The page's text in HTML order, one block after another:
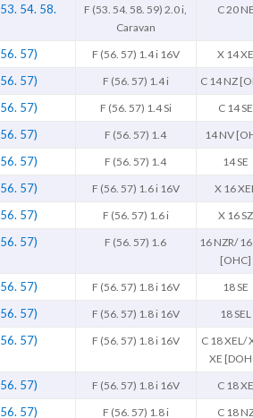
54. 58.
F (53. 54. 58. 59) 2.0 i,
Caravan
C 20
57) F (56. 57) 1.4 i 16V X 14
57) F (56. 57) 1.4 i C 14 NZ
57) F (56. 57) 1.4 Si C 14 SE
57) F (56. 57) 1.4 14 NV
57) F (56. 57) 1.4 14 SE
57) F (56. 57) 1.6 i 16V X 16
57) F (56. 57) 1.6 i X 16 SZ
57) F (56. 57) 1.6
16 NZR/
[OHC]
57) F (56. 57) 1.8 i 16V 18 SE
57) F (56. 57) 1.8 i 16V 18 SEL
57) F (56. 57) 1.8 i 16V
C 18 XEL/
XE
57) F (56. 57) 1.8 i 16V C 18
57) F (56. 57) 1.8 i C 18